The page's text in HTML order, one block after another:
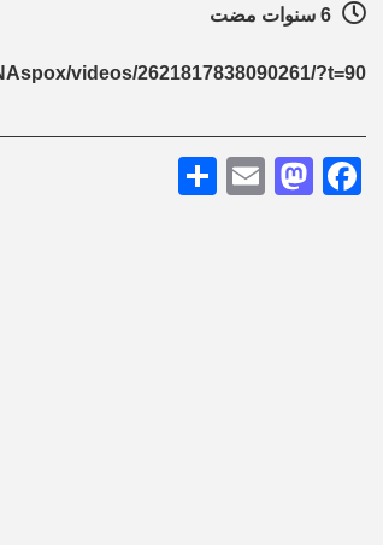
videos/2621817838090261/?t=90
Facebook
Mastodon
Email